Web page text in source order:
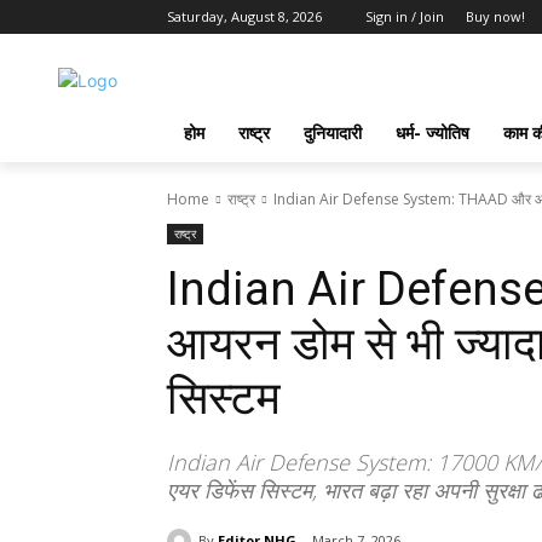
Saturday, August 8, 2026 Sign in / Join Buy now!
होम राष्ट्र दुनियादारी धर्म- ज्योतिष काम
Home राष्ट्र Indian Air Defense System: THAAD और
राष्ट्र
Indian Air
आयरन डोम से भी
सिस्टम
Indian Air Defense System: 17000 KM/
एयर डिफेंस सिस्टम, भारत बढ़ा रहा अपनी सुरक्षा